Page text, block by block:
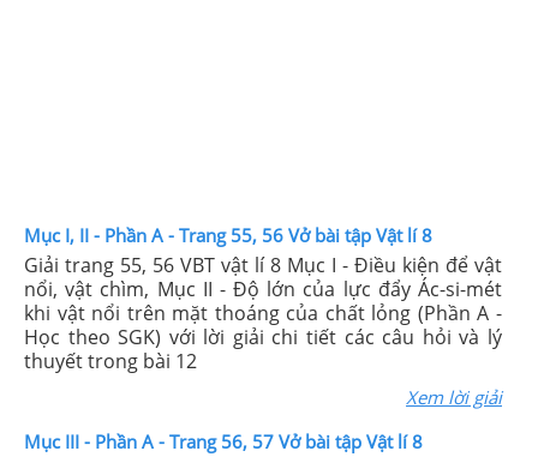
Mục I, II - Phần A - Trang 55, 56 Vở bài tập Vật lí 8
Giải trang 55, 56 VBT vật lí 8 Mục I - Điều kiện để vật
nổi, vật chìm, Mục II - Độ lớn của lực đẩy Ác-si-mét
khi vật nổi trên mặt thoáng của chất lỏng (Phần A -
Học theo SGK) với lời giải chi tiết các câu hỏi và lý
thuyết trong bài 12
Xem lời giải
Mục III - Phần A - Trang 56, 57 Vở bài tập Vật lí 8